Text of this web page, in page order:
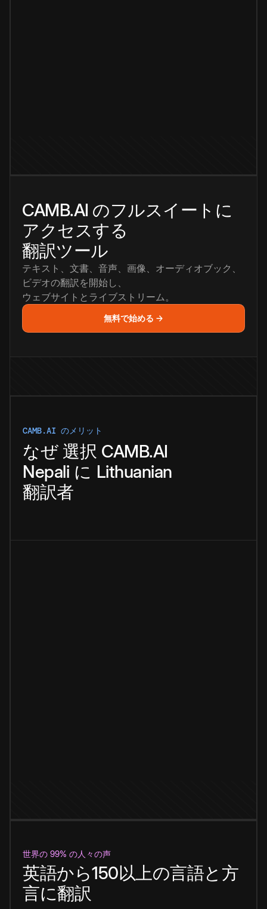
CAMB.AI のフルスイートに
アクセスする
翻訳ツール
テキスト、文書、音声、画像、オーディオブック、
ビデオの翻訳を開始し、
ウェブサイトとライブストリーム。
無料で始める →
CAMB.AI のメリット
なぜ 選択 CAMB.AI
Nepali に Lithuanian
翻訳者
世界の 99% の人々の声
英語から150以上の言語と方
言に翻訳